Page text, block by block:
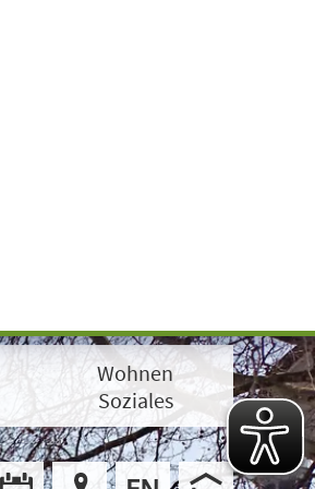
Wohnen
Soziales